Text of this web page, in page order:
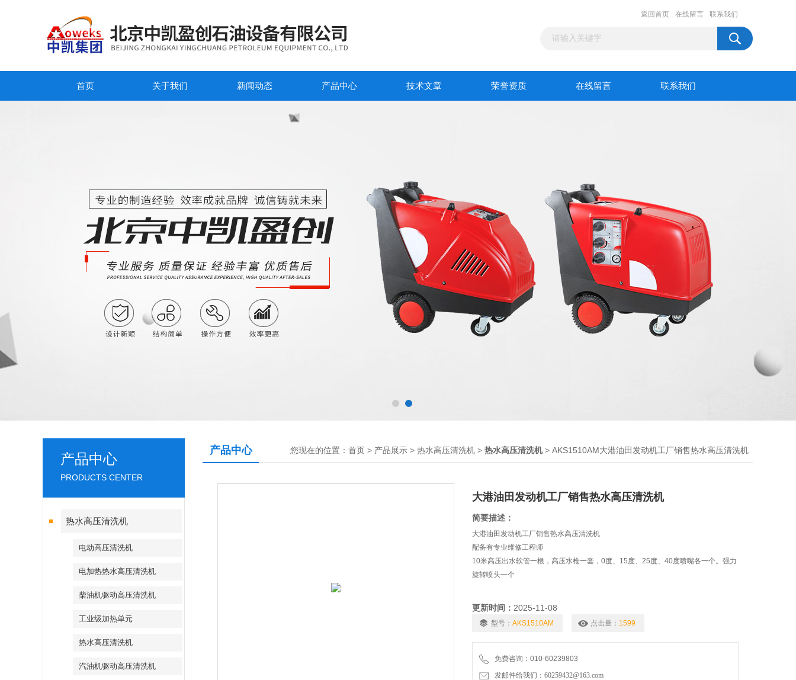
返回首页 在线留言 联系我们
首页 关于我们 新闻动态 产品中心 技术文章 荣誉资质 在线留言 联系我们
产品中心
PRODUCTS CENTER
热水高压清洗机
电动高压清洗机
电加热热水高压清洗机
柴油机驱动高压清洗机
工业级加热单元
热水高压清洗机
汽油机驱动高压清洗机
产品中心 您现在的位置： 首页 > 产品展示 > 热水高压清洗机 > 热水高压清洗机> AKS1510AM大港油田发动机工厂销售热水高压清洗机
大港油田发动机工厂销售热水高压清洗机
简要描述：
大港油田发动机工厂销售热水高压清洗机
配备有专业维修工程师
10米高压出水软管一根，高压水枪一套，0度、15度、25度、40度喷嘴各一个。强力
旋转喷头一个
更新时间： 2025-11-08
型号： AKS1510AM 点击量： 1599
免费咨询：010-60239803
发邮件给我们：60259432@163.com